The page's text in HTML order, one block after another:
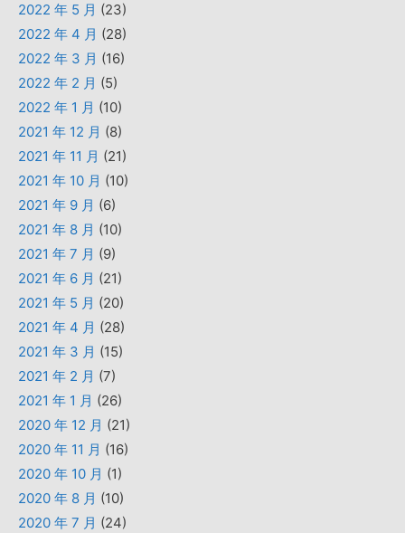
2022 年 5 月 (23)
2022 年 4 月 (28)
2022 年 3 月 (16)
2022 年 2 月 (5)
2022 年 1 月 (10)
2021 年 12 月 (8)
2021 年 11 月 (21)
2021 年 10 月 (10)
2021 年 9 月 (6)
2021 年 8 月 (10)
2021 年 7 月 (9)
2021 年 6 月 (21)
2021 年 5 月 (20)
2021 年 4 月 (28)
2021 年 3 月 (15)
2021 年 2 月 (7)
2021 年 1 月 (26)
2020 年 12 月 (21)
2020 年 11 月 (16)
2020 年 10 月 (1)
2020 年 8 月 (10)
2020 年 7 月 (24)